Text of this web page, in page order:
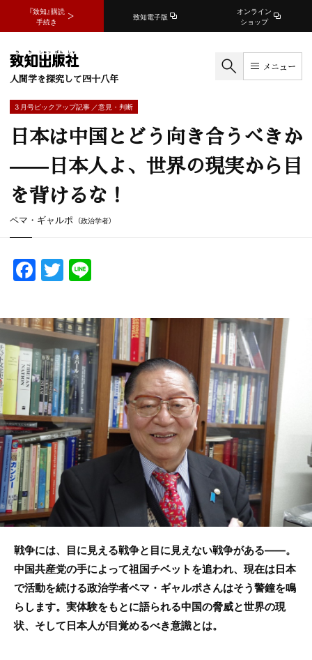
『致知』購読
手続き
致知電子版
オンライン
ショップ
人間学を探究して四十八年
メニュー
3 月号ピックアップ記事 ／意見・判断
日本は中国とどう向き合うべきか
——日本人よ、世界の現実から目
を背けるな！
ペマ・ギャルポ （政治学者）
F
a
c
e
b
o
o
k
T
w
itt
er
e
戦争には、目に見える戦争と目に見えない戦争がある――。
中国共産党の手によって祖国チベットを追われ、現在は日本
で活動を続ける政治学者ペマ・ギャルポさんはそう警鐘を鳴
らします。実体験をもとに語られる中国の脅威と世界の現
状、そして日本人が目覚めるべき意識とは。